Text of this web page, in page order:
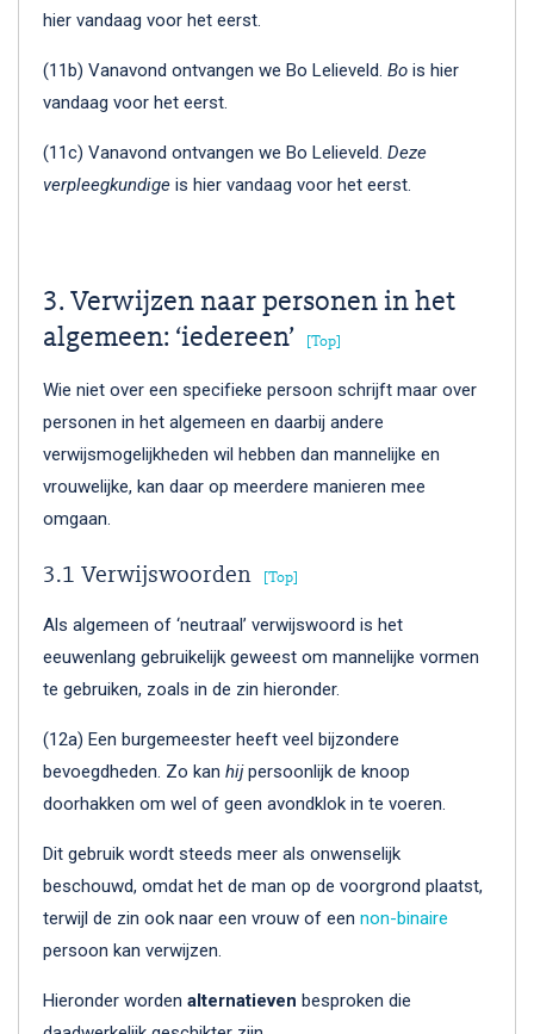
hier vandaag voor het eerst.
(11b) Vanavond ontvangen we Bo Lelieveld. Bo is hier
vandaag voor het eerst.
(11c) Vanavond ontvangen we Bo Lelieveld. Deze
verpleegkundige is hier vandaag voor het eerst.
3. Verwijzen naar personen in het
algemeen: ‘iedereen’
[Top]
Wie niet over een specifieke persoon schrijft maar over
personen in het algemeen en daarbij andere
verwijsmogelijkheden wil hebben dan mannelijke en
vrouwelijke, kan daar op meerdere manieren mee
omgaan.
3.1 Verwijswoorden Top
Als algemeen of ‘neutraal’ verwijswoord is het
eeuwenlang gebruikelijk geweest om mannelijke vormen
te gebruiken, zoals in de zin hieronder.
(12a) Een burgemeester heeft veel bijzondere
bevoegdheden. Zo kan hijpersoonlijk de knoop
doorhakken om wel of geen avondklok in te voeren.
Dit gebruik wordt steeds meer als onwenselijk
beschouwd, omdat het de man op de voorgrond plaatst,
terwijl de zin ook naar een vrouw of een non-binaire
persoon kan verwijzen.
Hieronder worden alternatieven besproken die